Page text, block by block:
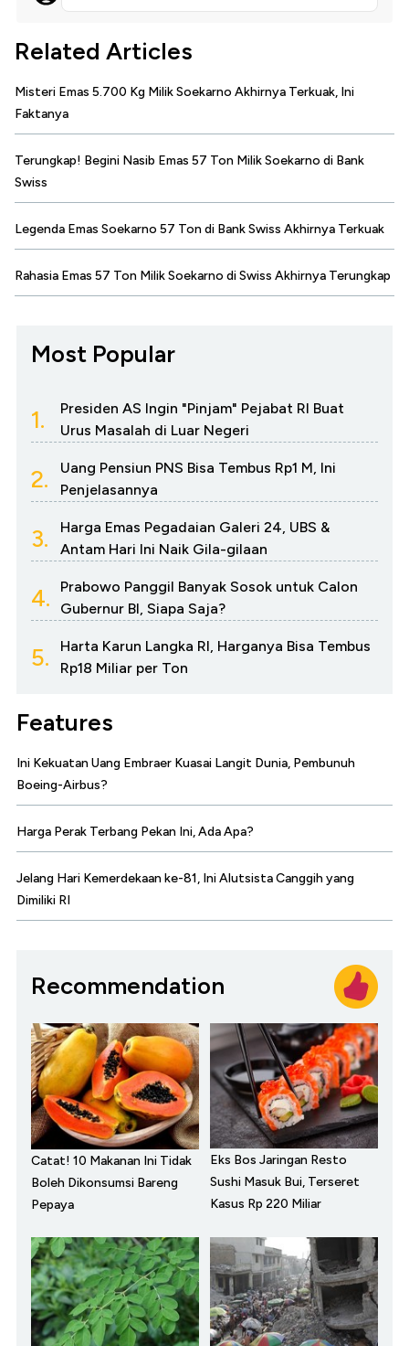
Related Articles
Misteri Emas 5.700 Kg Milik Soekarno Akhirnya Terkuak, Ini
Faktanya
Terungkap! Begini Nasib Emas 57 Ton Milik Soekarno di Bank
Swiss
Legenda Emas Soekarno 57 Ton di Bank Swiss Akhirnya Terkuak
Rahasia Emas 57 Ton Milik Soekarno di Swiss Akhirnya Terungkap
Most Popular
1.
Presiden AS Ingin "Pinjam" Pejabat RI Buat
Urus Masalah di Luar Negeri
2.
Uang Pensiun PNS Bisa Tembus Rp1 M, Ini
Penjelasannya
3.
Harga Emas Pegadaian Galeri 24, UBS &
Antam Hari Ini Naik Gila-gilaan
4.
Prabowo Panggil Banyak Sosok untuk Calon
Gubernur BI, Siapa Saja?
5.
Harta Karun Langka RI, Harganya Bisa Tembus
Rp18 Miliar per Ton
Features
Ini Kekuatan Uang Embraer Kuasai Langit Dunia, Pembunuh
Boeing-Airbus?
Harga Perak Terbang Pekan Ini, Ada Apa?
Jelang Hari Kemerdekaan ke-81, Ini Alutsista Canggih yang
Dimiliki RI
Recommendation
Catat! 10 Makanan Ini Tidak
Boleh Dikonsumsi Bareng
Pepaya
Eks Bos Jaringan Resto
Sushi Masuk Bui, Terseret
Kasus Rp 220 Miliar